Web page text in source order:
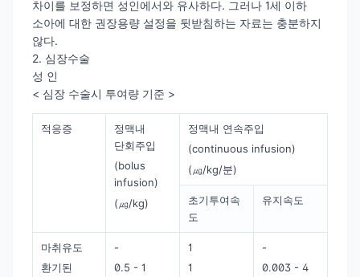
차이를 보정하면 성인에서와 유사하다. 그러나 1세 이하
소아에 대한 권장용량 설정을 뒷받침하는 자료는 충분하지
않다.
2. 심장수술
성 인
< 심장 수술시 투여량 기준 >
적응증
정맥내
단회주입
(bolus
infusion)
(㎍/kg)
정맥내 연속주입
(continuous infusion)
(㎍/kg/분)
초기투여속
도
유지속도
마취유도
환기된
-
0.5 - 1
1
1
-
0.003 - 4